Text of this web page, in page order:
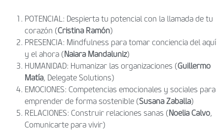
POTENCIAL: Despierta tu potencial con la llamada de tu
corazón (Cristina Ramón)
PRESENCIA: Mindfulness para tomar conciencia del aquí
y el ahora (Naiara Mandaluniz)
HUMANIDAD: Humanizar las organizaciones (Guillermo
Matía, Delegate Solutions)
EMOCIONES: Competencias emocionales y sociales para
emprender de forma sostenible (Susana Zaballa)
RELACIONES: Construir relaciones sanas (Noelia Calvo,
Comunicarte para vivir)